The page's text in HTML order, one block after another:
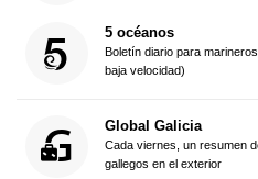
5 océanos
Boletín diario para
baja velocidad)
Global Galicia
Cada viernes, un resumen
gallegos en el exterior